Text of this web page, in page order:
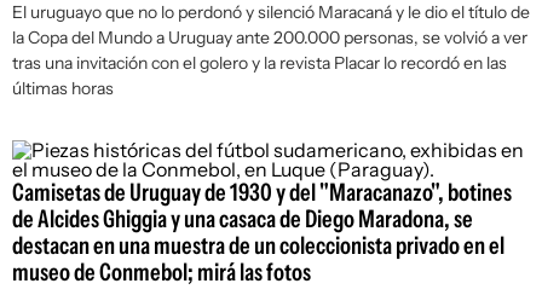
El uruguayo que no lo perdonó y silenció Maracaná y le dio el título de
la Copa del Mundo a Uruguay ante 200.000 personas, se volvió a ver
tras una invitación con el golero y la revista Placar lo recordó en las
últimas horas
Camisetas de Uruguay de 1930 y del "Maracanazo", botines
de Alcides Ghiggia y una casaca de Diego Maradona, se
destacan en una muestra de un coleccionista privado en el
museo de Conmebol; mirá las fotos